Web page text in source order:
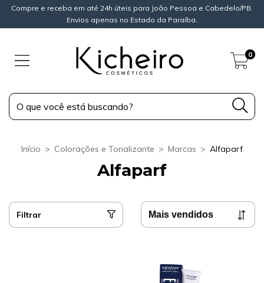
Compre e receba em até 24h úteis para João Pessoa e Cabedelo/PB.
Envios apenas no Estado da Paraíba.
0
Início > Colorações e Tonalizante > Marcas > Alfaparf
Alfaparf
Filtrar